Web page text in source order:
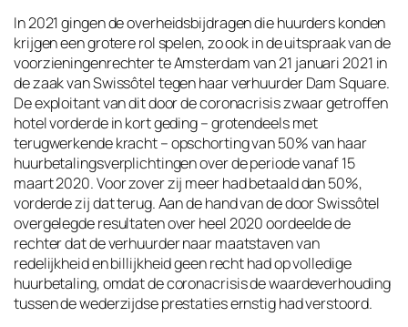
In 2021 gingen de overheidsbijdragen die huurders konden
krijgen een grotere rol spelen, zo ook in de uitspraak van de
voorzieningenrechter te Amsterdam van 21 januari 2021 in
de zaak van Swissôtel tegen haar verhuurder Dam Square.
De exploitant van dit door de coronacrisis zwaar getroffen
hotel vorderde in kort geding – grotendeels met
terugwerkende kracht – opschorting van 50% van haar
huurbetalingsverplichtingen over de periode vanaf 15
maart 2020. Voor zover zij meer had betaald dan 50%,
vorderde zij dat terug. Aan de hand van de door Swissôtel
overgelegde resultaten over heel 2020 oordeelde de
rechter dat de verhuurder naar maatstaven van
redelijkheid en billijkheid geen recht had op volledige
huurbetaling, omdat de coronacrisis de waardeverhouding
tussen de wederzijdse prestaties ernstig had verstoord.